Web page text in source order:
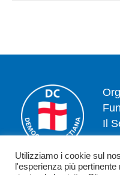
Il
Utilizziamo i cookie sul
l'esperienza più